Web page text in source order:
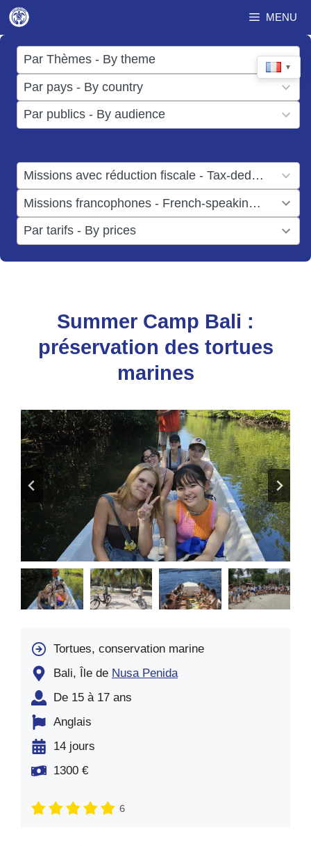
Aller
au
contenu
MENU
▼
Par Thèmes - By theme
17
results
available
Par pays - By country
50
results
available
Par publics - By audience
results
Missions avec réduction fiscale - Tax-deductible missions
result
available
Missions francophones - French-speaking missions
result
available
Par tarifs - By prices
results
available
Summer Camp Bali :
préservation des tortues
marines
Tortues, conservation marine
Bali, Île de Nusa Penida
De 15 à 17 ans
Anglais
14 jours
1300 €
6